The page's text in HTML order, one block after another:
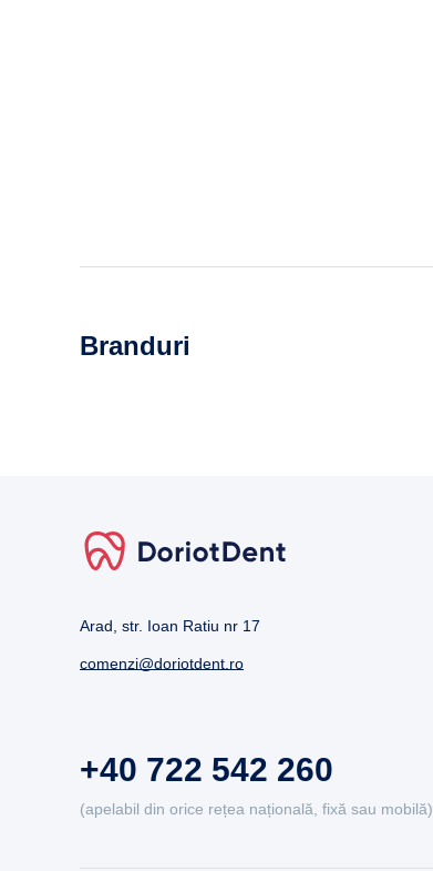
Branduri
Arad, str. Ioan Ratiu nr 17
comenzi@doriotdent.ro
+40 722 542 260
(apelabil din orice rețea națională, fixă sau mobilă)